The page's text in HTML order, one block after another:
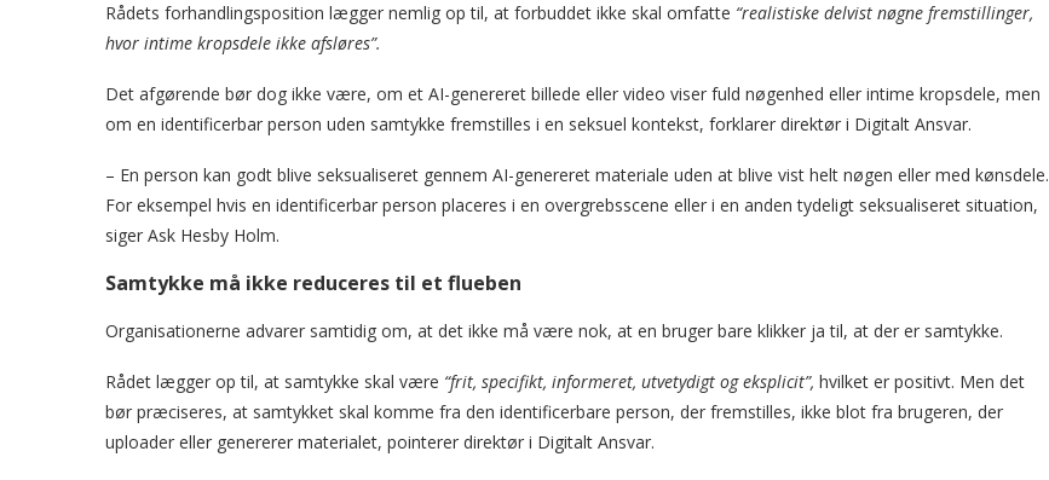
Rådets forhandlingsposition lægger nemlig op til, at forbuddet ikke skal omfatte “realistiske delvist nøgne fremstillinger,
hvor intime kropsdele ikke afsløres”.
Det afgørende bør dog ikke være, om et AI-genereret billede eller video viser fuld nøgenhed eller intime kropsdele, men
om en identificerbar person uden samtykke fremstilles i en seksuel kontekst, forklarer direktør i Digitalt Ansvar.
– En person kan godt blive seksualiseret gennem AI-genereret materiale uden at blive vist helt nøgen eller med kønsdele.
For eksempel hvis en identificerbar person placeres i en overgrebsscene eller i en anden tydeligt seksualiseret situation,
siger Ask Hesby Holm.
Samtykke må ikke reduceres til et flueben
Organisationerne advarer samtidig om, at det ikke må være nok, at en bruger bare klikker ja til, at der er samtykke.
Rådet lægger op til, at samtykke skal være “frit, specifikt, informeret, utvetydigt og eksplicit”, hvilket er positivt. Men det
bør præciseres, at samtykket skal komme fra den identificerbare person, der fremstilles, ikke blot fra brugeren, der
uploader eller genererer materialet, pointerer direktør i Digitalt Ansvar.